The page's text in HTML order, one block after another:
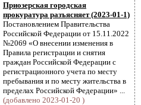
Приозерская городская
прокуратура разъясняет (2023-01-1)
Постановлением Правительства
Российской Федерации от 15.11.2022
№2069 «О внесении изменения в
Правила регистрации и снятия
граждан Российской Федерации с
регистрационного учета по месту
пребывания и по месту жительства в
пределах Российской Федерации» ...
(добавлено 2023-01-20 )